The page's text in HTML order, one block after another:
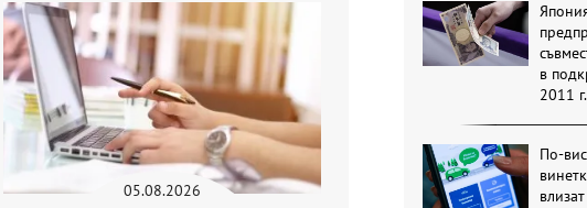
в
2011 г.
По-
05.08.2026